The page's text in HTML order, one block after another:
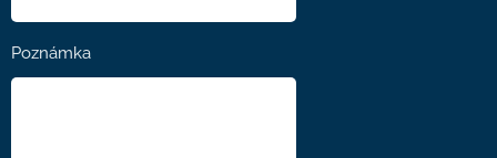
Poznámka